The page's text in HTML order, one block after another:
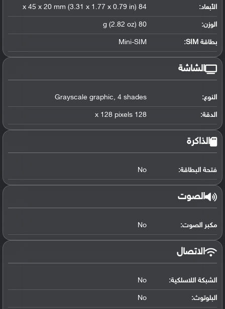
الأبعاد: 84 x 45 x 20 mm (3.31 x 1.77 x 0.79 in)
الوزن: 80 g (2.82 oz)
بطاقة SIM: Mini-SIM
الشاشة
النوع: Grayscale graphic, 4 shades
الدقة: 128 x 128 pixels
الذاكرة
فتحة البطاقة: No
الصوت
مكبر الصوت: No
الاتصال
الشبكة اللاسلكية: No
البلوتوث:
No